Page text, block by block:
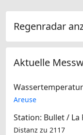
Regenradar
Aktuelle
Wassertemperatur
Areuse
Station: Bullet / La
Distanz zu 2117